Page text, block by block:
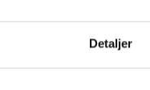
Detaljer
Fragt 0,-
20.388,-